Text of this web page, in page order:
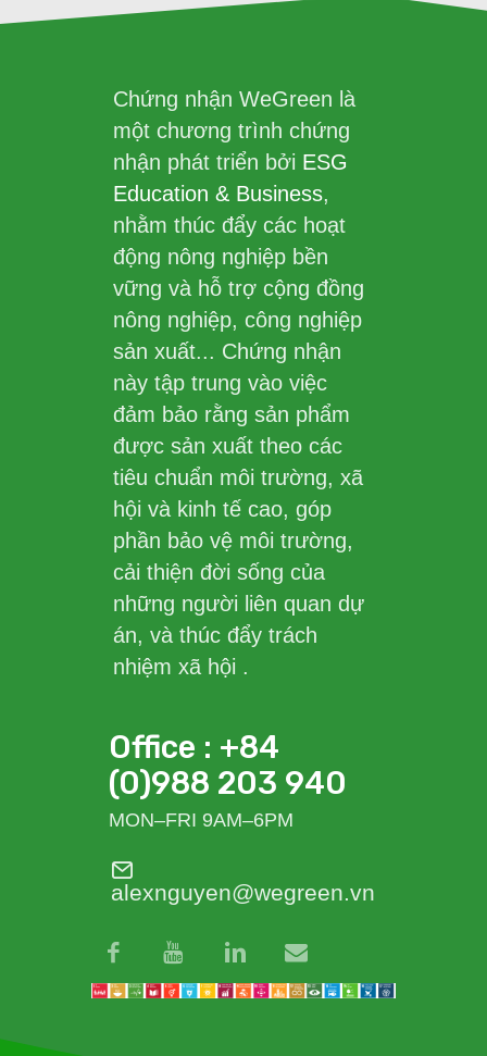
Chứng nhận WeGreen là
một chương trình chứng
nhận phát triển bởi ESG
Education & Business,
nhằm thúc đẩy các hoạt
động nông nghiệp bền
vững và hỗ trợ cộng đồng
nông nghiệp, công nghiệp
sản xuất... Chứng nhận
này tập trung vào việc
đảm bảo rằng sản phẩm
được sản xuất theo các
tiêu chuẩn môi trường, xã
hội và kinh tế cao, góp
phần bảo vệ môi trường,
cải thiện đời sống của
những người liên quan dự
án, và thúc đẩy trách
nhiệm xã hội .
Office : +84
(0)988 203 940
MON–FRI 9AM–6PM
alexnguyen@wegreen.vn